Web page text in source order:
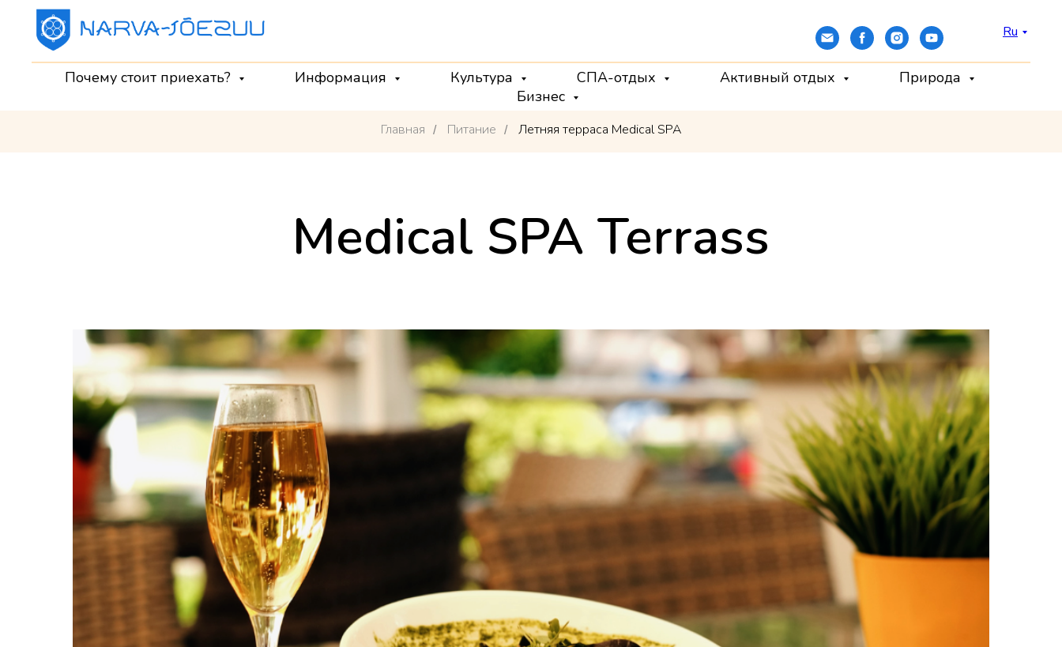
Ru
Почему стоит приехать? Информация Культура СПА-отдых Активный отдых
Природа
Бизнес
Главная / Питание / Летняя терраса Medical SPA
Medical SPA Terrass